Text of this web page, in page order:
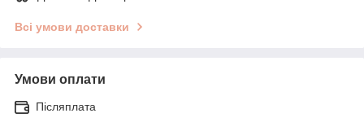
Всі умови доставки
Умови оплати
Післяплата